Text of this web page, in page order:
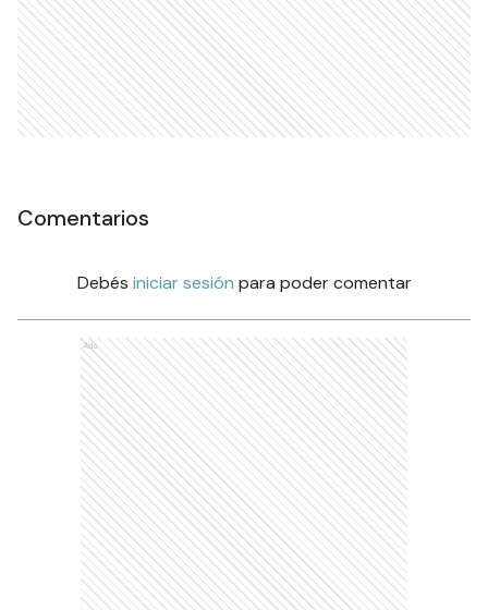
Comentarios
Debés iniciar sesión para poder comentar
Ads